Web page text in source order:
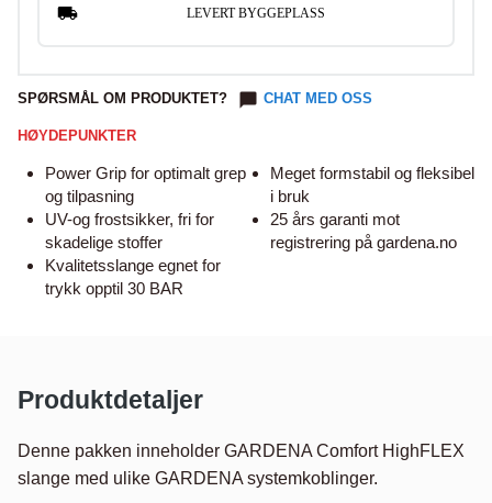
LEVERT BYGGEPLASS
SPØRSMÅL OM PRODUKTET? CHAT MED OSS
HØYDEPUNKTER
Power Grip for optimalt grep
og tilpasning
UV-og frostsikker, fri for
skadelige stoffer
Kvalitetsslange egnet for
trykk opptil 30 BAR
Meget formstabil og fleksibel
i bruk
25 års garanti mot
registrering på gardena.no
Produktdetaljer
Denne pakken inneholder GARDENA Comfort HighFLEX
slange med ulike GARDENA systemkoblinger.